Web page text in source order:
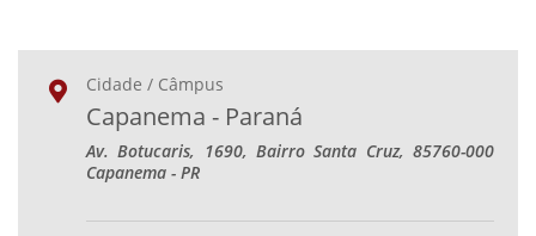
Cidade / Câmpus
Capanema - Paraná
Av. Botucaris, 1690, Bairro Santa Cruz, 85760-000
Capanema - PR